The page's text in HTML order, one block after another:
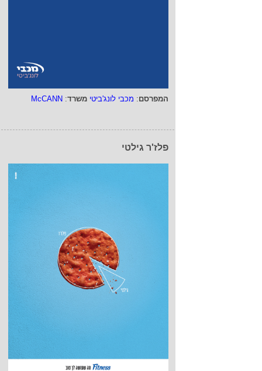
המפרסם: מכבי לונג'ביטי משרד:
McCANN
פלז'ר גילטי